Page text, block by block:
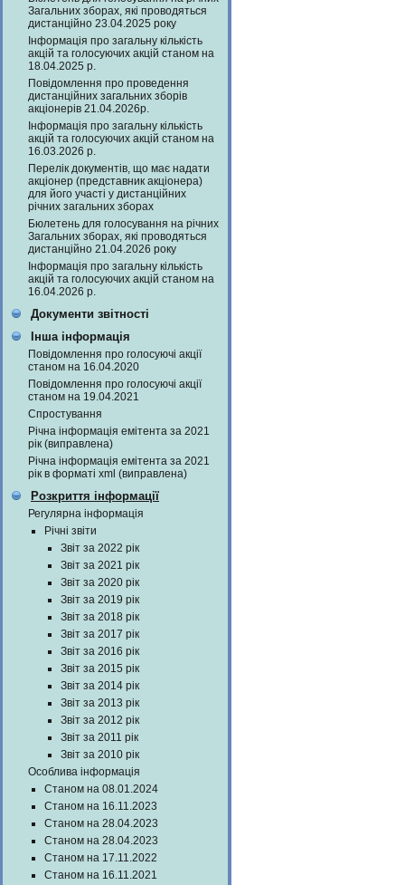
Загальних зборах, які проводяться
дистанційно 23.04.2025 року
Інформація про загальну кількість
акцій та голосуючих акцій станом на
18.04.2025 р.
Повідомлення про проведення
дистанційних загальних зборів
акціонерів 21.04.2026р.
Інформація про загальну кількість
акцій та голосуючих акцій станом на
16.03.2026 р.
Перелік документів, що має надати
акціонер (представник акціонера)
для його участі у дистанційних
річних загальних зборах
Бюлетень для голосування на річних
Загальних зборах, які проводяться
дистанційно 21.04.2026 року
Інформація про загальну кількість
акцій та голосуючих акцій станом на
16.04.2026 р.
Документи звітності
Інша інформація
Повідомлення про голосуючі акції
станом на 16.04.2020
Повідомлення про голосуючі акції
станом на 19.04.2021
Спростування
Річна інформація емітента за 2021
рік (виправлена)
Річна інформація емітента за 2021
рік в форматі xml (виправлена)
Розкриття інформації
Регулярна інформація
Річні звіти
Звіт за 2022 рік
Звіт за 2021 рік
Звіт за 2020 рік
Звіт за 2019 рік
Звіт за 2018 рік
Звіт за 2017 рік
Звіт за 2016 рік
Звіт за 2015 рік
Звіт за 2014 рік
Звіт за 2013 рік
Звіт за 2012 рік
Звіт за 2011 рік
Звіт за 2010 рік
Особлива інформація
Станом на 08.01.2024
Станом на 16.11.2023
Станом на 28.04.2023
Станом на 28.04.2023
Станом на 17.11.2022
Станом на 16.11.2021